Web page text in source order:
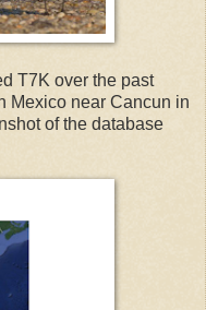
T7K over the past
Mexico near Cancun in
of the database